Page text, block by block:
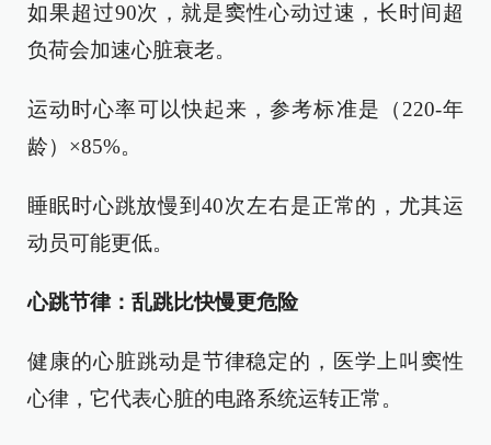
如果超过90次，就是窦性心动过速，长时间超
负荷会加速心脏衰老。
运动时心率可以快起来，参考标准是（220-年
龄）×85%。
睡眠时心跳放慢到40次左右是正常的，尤其运
动员可能更低。
心跳节律：乱跳比快慢更危险
健康的心脏跳动是节律稳定的，医学上叫窦性
心律，它代表心脏的电路系统运转正常。